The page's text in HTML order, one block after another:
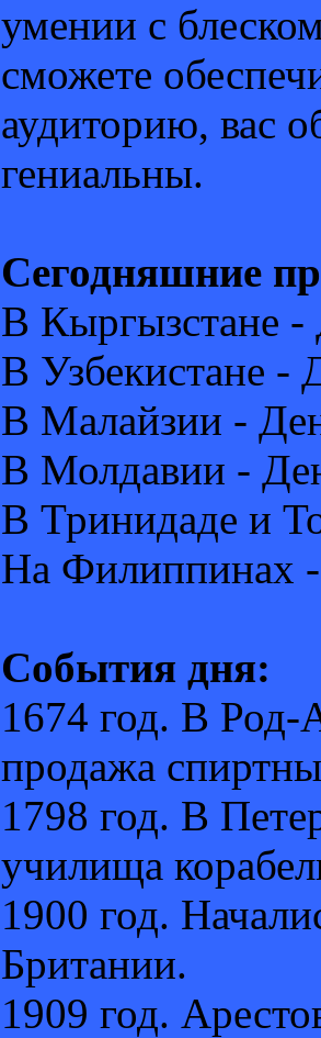
умении с
сможете
аудиторию, вас
гениальны.
Сегодняшние
В Кыргызстане -
В Узбекистане -
В Малайзии -
В Молдавии -
В Тринидаде и
На Филиппинах -
События дня:
1674 год. В
продажа
1798 год. В
училища
1900 год.
Британии.
1909 год.